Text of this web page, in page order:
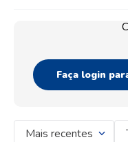
Faça login
Mais recentes